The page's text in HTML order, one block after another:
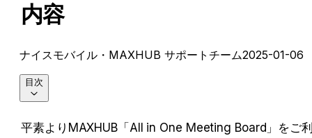
内容
ナイスモバイル・MAXHUB サポートチーム2025-01-06
平素よりMAXHUB「All in One Meeting Board」をご
目次